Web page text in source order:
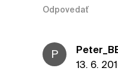
Odpovedať
P
13. 6.